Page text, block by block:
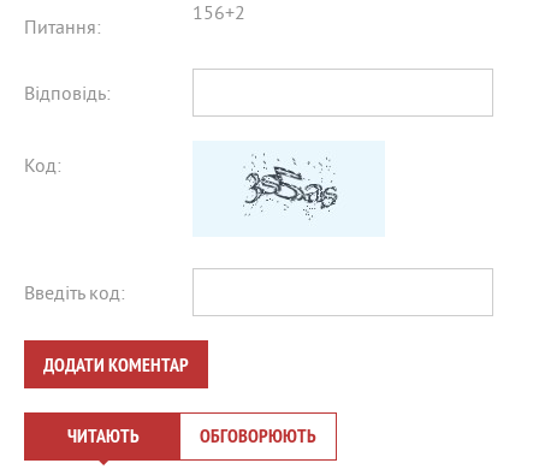
Питання:
156+2
Відповідь:
Код:
Введіть код:
ДОДАТИ КОМЕНТАР
ЧИТАЮТЬ ОБГОВОРЮЮТЬ